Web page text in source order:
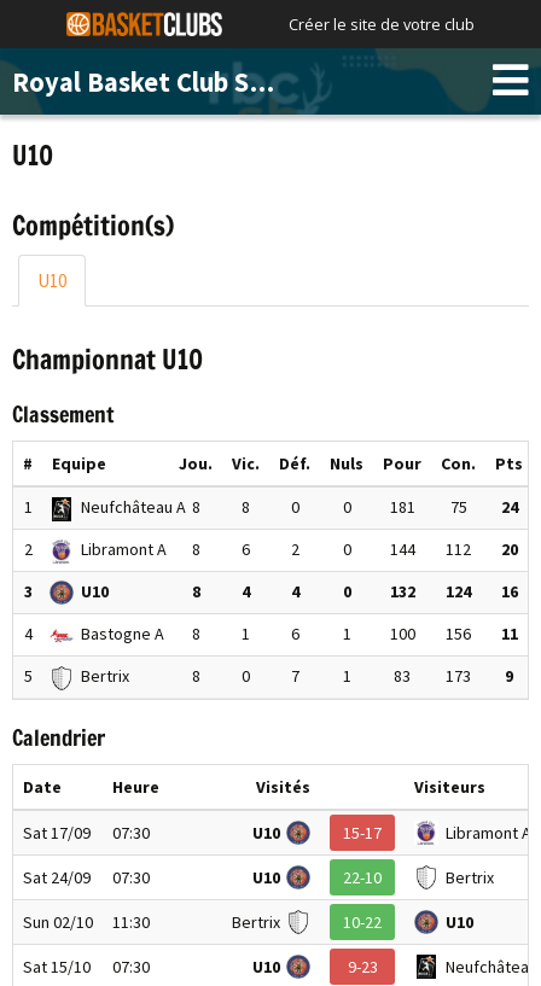
Créer le site de votre club
Royal Basket Club Saint-Hubert
U10
Compétition(s)
U10
Championnat U10
Classement
# Equipe Jou. Vic. Déf. Nuls Pour Con.
Pts
1
Neufchâteau A 8 8 0 0 181 75
24
2
Libramont A 8 6 2 0 144 112
20
3
U10 8 4 4 0 132 124
16
4
Bastogne A 8 1 6 1 100 156
11
5
Bertrix 8 0 7 1 83 173 9
Calendrier
Date Heure Visités Visiteurs
Sat 17/09 07:30 U10 15-17 Libramont A
Sat 24/09 07:30 U10 22-10 Bertrix
Sun 02/10 11:30 Bertrix 10-22 U10
Sat 15/10 07:30 U10 9-23 Neufchâteau